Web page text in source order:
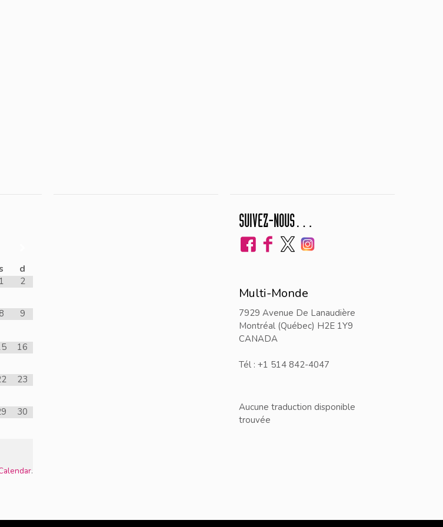
d
1
2
9
16
23
30
.
SUIVEZ-NOUS…
Multi-Monde
7929 Avenue De Lanaudière
Montréal (Québec) H2E 1Y9
CANADA
Tél : +1 514 842-4047
Aucune traduction disponible
trouvée